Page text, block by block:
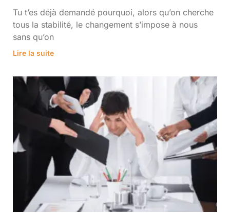
Tu t’es déjà demandé pourquoi, alors qu’on cherche
tous la stabilité, le changement s’impose à nous
sans qu’on
Lire la suite